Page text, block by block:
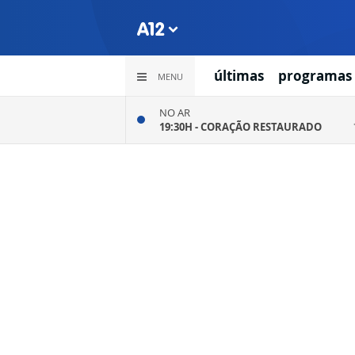
MENU últimas programas
NO AR
19:30H -CORAÇÃO RESTAURADO